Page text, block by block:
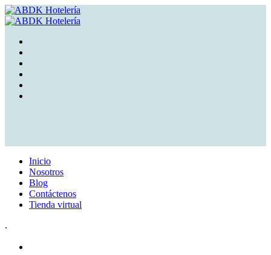
Inicio
Nosotros
Blog
Contáctenos
Tienda virtual
.